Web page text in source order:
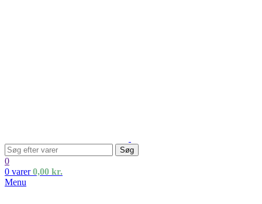
Søg
0
0 varer 0,00 kr.
Menu